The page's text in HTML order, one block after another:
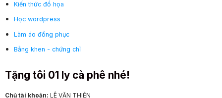
Kiến thức đồ họa
Học wordpress
Làm áo đồng phục
Bằng khen - chứng chỉ
Tặng tôi 01 ly cà phê nhé!
Chủ tài khoản: LÊ VĂN THIỆN